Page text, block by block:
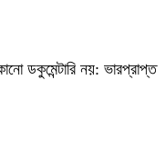
ডকুমেন্টারি নয়: ভারপ্রাপ্ত